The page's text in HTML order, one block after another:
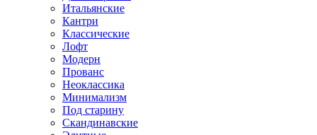
Итальянские
Кантри
Классические
Лофт
Модерн
Прованс
Неоклассика
Минимализм
Под старину
Скандинавские